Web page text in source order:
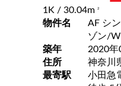
1K / 30.04m 2
物件名
AF シ
ゾン/
築年
2020年
住所
神奈川
最寄駅
小田急